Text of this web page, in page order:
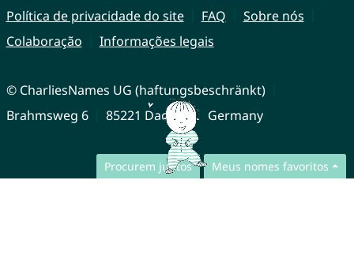
Procurem juntos Meus nomes favoritos
Política de privacidade do site
FAQ
Sobre nós
Colaboração
Informações legais
© CharliesNames UG (haftungsbeschränkt)
Brahmsweg 6
85221 Dachau Germany